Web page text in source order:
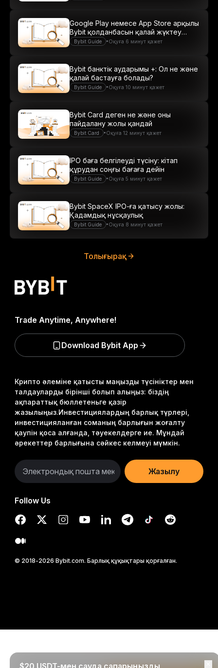
Bybit Guide •Оқуға 6 минут қажет
Google Play немесе App Store арқылы
Bybit қолданбасын қалай жүктеу
керек
Bybit Guide •Оқуға 10 минут қажет
Bybit банктік аударымы +: Ол не және
қалай бастауға болады?
Bybit Card •Оқуға 12 минут қажет
Bybit Card деген не және оны
пайдалану жолы қандай
Bybit Guide •Оқуға 5 минут қажет
IPO баға белгілеуді түсіну: кітап
құрудан соңғы бағаға дейін
Bybit Guide •Оқуға 8 минут қажет
Bybit SpaceX IPO-ға қатысу жолы:
Қадамдық нұсқаулық
Толығырақ
Крипто әлеміне қатысты маңызды түсініктер мен
талдауларды бірінші болып алыңыз: біздің
ақпараттық бюллетеньге қазір
жазылыңыз.Инвестициялардың барлық түрлері,
инвестицияланған соманың барлығын жоғалту
қаупін қоса алғанда, тәуекелдерге ие. Мұндай
әрекеттер барлығына сәйкес келмеуі мүмкін.
Жазылу
Follow Us
© 2018-2026 Bybit.com. Барлық құқықтары қорғалған.
Trade Anytime, Anywhere!
Download Bybit App
$20 USDT-мен сауда сапарыңызды